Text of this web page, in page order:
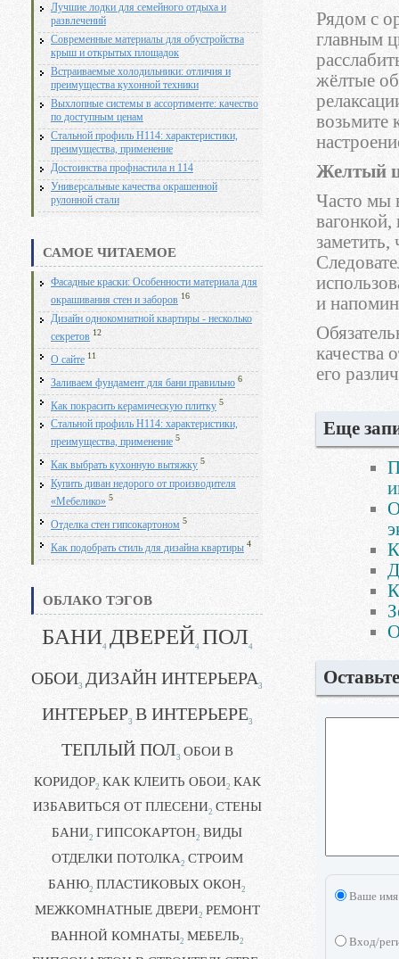
Лучшие лодки для семейного отдыха и
развлечений
Современные материалы для обустройства
крыш и открытых площадок
Встраиваемые холодильники: отличия и
преимущества кухонной техники
Выхлопные системы в ассортименте: качество
по доступным ценам
Стальной профиль Н114: характеристики,
преимущества, применение
Достоинства профнастила н 114
Универсальные качества окрашенной
рулонной стали
САМОЕ ЧИТАЕМОЕ
Фасадные краски: Особенности материала для
окрашивания стен и заборов 16
Дизайн однокомнатной квартиры - несколько
секретов 12
О сайте 11
Заливаем фундамент для бани правильно 6
Как покрасить керамическую плитку 5
Стальной профиль Н114: характеристики,
преимущества, применение 5
Как выбрать кухонную вытяжку 5
Купить диван недорого от производителя
«Мебелико» 5
Отделка стен гипсокартоном 5
Как подобрать стиль для дизайна квартиры 4
ОБЛАКО ТЭГОВ
БАНИ4 ДВЕРЕЙ4 ПОЛ4
ОБОИ3 ДИЗАЙН ИНТЕРЬЕРА3
ИНТЕРЬЕР3 В ИНТЕРЬЕРЕ3
ТЕПЛЫЙ ПОЛ3 ОБОИ В
КОРИДОР2 КАК КЛЕИТЬ ОБОИ2 КАК
ИЗБАВИТЬСЯ ОТ ПЛЕСЕНИ2 СТЕНЫ
БАНИ2 ГИПСОКАРТОН2 ВИДЫ
ОТДЕЛКИ ПОТОЛКА2 СТРОИМ
БАНЮ2 ПЛАСТИКОВЫХ ОКОН2
МЕЖКОМНАТНЫЕ ДВЕРИ2 РЕМОНТ
ВАННОЙ КОМНАТЫ2 МЕБЕЛЬ2
Рядом с
главным
жёлтые
возьмите
Желтый
Часто мы
и
качества
его
Еще
Ваше имя
Вход/